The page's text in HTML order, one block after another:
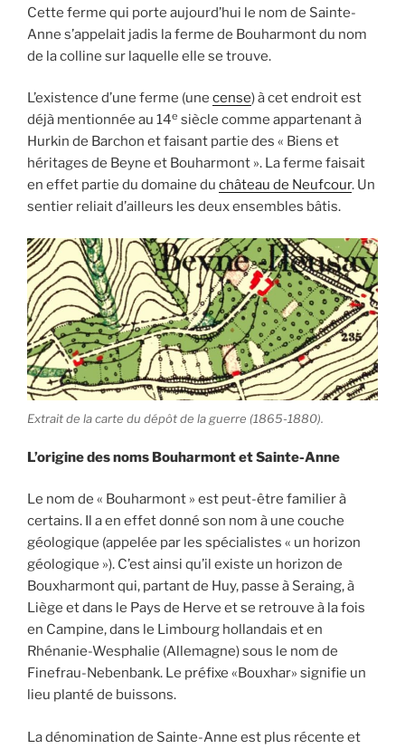
Cette ferme qui porte aujourd’hui le nom de Sainte-
Anne s’appelait jadis la ferme de Bouharmont du nom
de la colline sur laquelle elle se trouve.
L’existence d’une ferme (une cense) à cet endroit est
déjà mentionnée au 14e siècle comme appartenant à
Hurkin de Barchon et faisant partie des « Biens et
héritages de Beyne et Bouharmont ». La ferme faisait
en effet partie du domaine du château de Neufcour. Un
sentier reliait d’ailleurs les deux ensembles bâtis.
Extrait de la carte du dépôt de la guerre (1865-1880).
L’origine des noms Bouharmont et Sainte-Anne
Le nom de « Bouharmont » est peut-être familier à
certains. Il a en effet donné son nom à une couche
géologique (appelée par les spécialistes « un horizon
géologique »). C’est ainsi qu’il existe un horizon de
Bouxharmont qui, partant de Huy, passe à Seraing, à
Liège et dans le Pays de Herve et se retrouve à la fois
en Campine, dans le Limbourg hollandais et en
Rhénanie-Wesphalie (Allemagne) sous le nom de
Finefrau-Nebenbank. Le préfixe «Bouxhar» signifie un
lieu planté de buissons.
La dénomination de Sainte-Anne est plus récente et